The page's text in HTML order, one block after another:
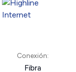
Conexión:
Fibra